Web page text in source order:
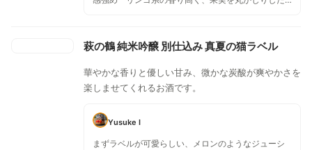
る美味さ。来年も是非呑みたい一本です。
萩の鶴 純米吟醸 別仕込み 真夏の猫ラベル
華やかな香りと優しい甘み、微かな炭酸が爽やかさを
楽しませてくれるお酒です。
Yusuke I
まずラベルが可愛らしい、メロンのようなジューシ